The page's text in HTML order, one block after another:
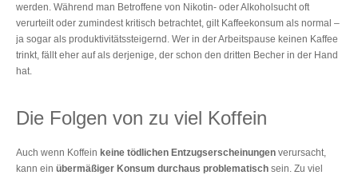
werden. Während man Betroffene von Nikotin- oder Alkoholsucht oft
verurteilt oder zumindest kritisch betrachtet, gilt Kaffeekonsum als normal –
ja sogar als produktivitätssteigernd. Wer in der Arbeitspause keinen Kaffee
trinkt, fällt eher auf als derjenige, der schon den dritten Becher in der Hand
hat.
Die Folgen von zu viel Koffein
Auch wenn Koffein keine tödlichen Entzugserscheinungen verursacht,
kann ein übermäßiger Konsum durchaus problematisch sein. Zu viel